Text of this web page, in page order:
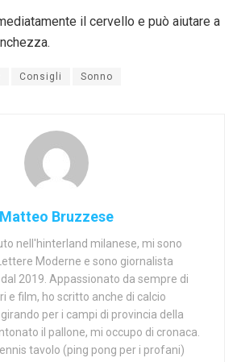
il cervello e può aiutare a
Consigli Sonno
Matteo Bruzzese
nell'hinterland milanese, mi sono
Moderne e sono giornalista
2019. Appassionato da sempre di
e film, ho scritto anche di calcio
per i campi di provincia della
il pallone, mi occupo di cronaca.
tavolo (ping pong per i profani)